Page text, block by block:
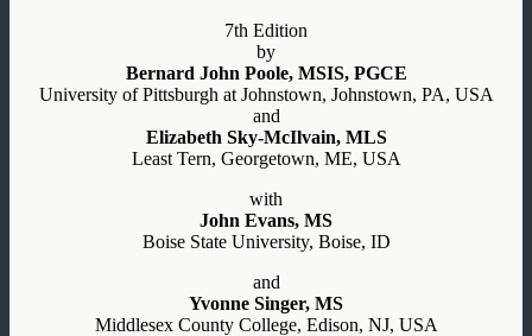
7th Edition
by
Bernard John Poole, MSIS, PGCE
University of Pittsburgh at Johnstown, Johnstown, PA, USA
and
Elizabeth Sky-McIlvain, MLS
Least Tern, Georgetown, ME, USA
with
John Evans, MS
Boise State University, Boise, ID
and
Yvonne Singer, MS
Middlesex County College, Edison, NJ, USA